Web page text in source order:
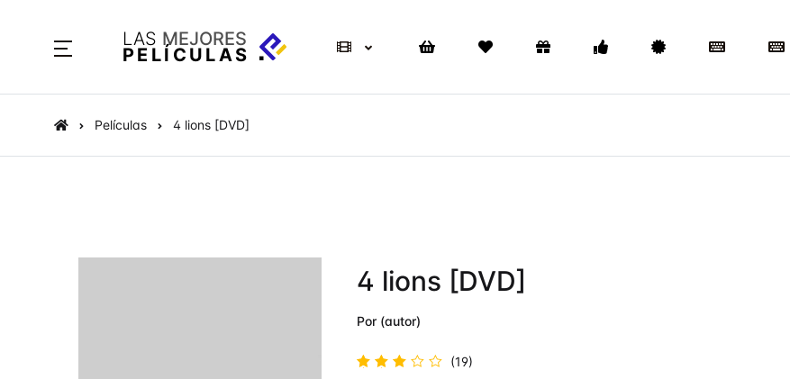
LAS MEJORES
PELÍCULAS
Películas 4 lions [DVD]
4 lions [DVD]
Por (autor)
(19)